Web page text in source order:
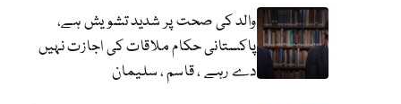
والد کی صحت پر شدید تشویش ہے،
پاکستانی حکام ملاقات کی اجازت نہیں
دے رہے ، قاسم ، سلیمان